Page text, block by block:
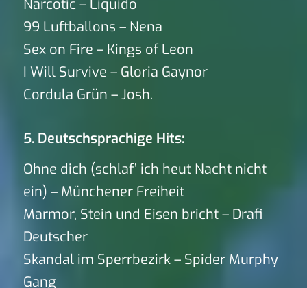
Narcotic – Liquido
99 Luftballons – Nena
Sex on Fire – Kings of Leon
I Will Survive – Gloria Gaynor
Cordula Grün – Josh.
5. Deutschsprachige Hits:
Ohne dich (schlaf’ ich heut Nacht nicht
ein) – Münchener Freiheit
Marmor, Stein und Eisen bricht – Drafi
Deutscher
Skandal im Sperrbezirk – Spider Murphy
Gang